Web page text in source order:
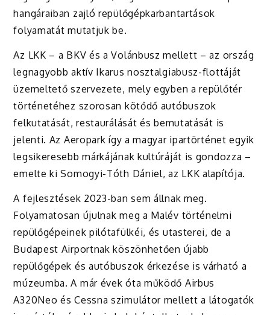
hangáraiban zajló repülőgépkarbantartások
folyamatát mutatjuk be.
Az LKK – a BKV és a Volánbusz mellett – az ország
legnagyobb aktív Ikarus nosztalgiabusz-flottáját
üzemeltető szervezete, mely egyben a repülőtér
történetéhez szorosan kötődő autóbuszok
felkutatását, restaurálását és bemutatását is
jelenti. Az Aeropark így a magyar ipartörténet egyik
legsikeresebb márkájának kultúráját is gondozza –
emelte ki Somogyi-Tóth Dániel, az LKK alapítója.
A fejlesztések 2023-ban sem állnak meg.
Folyamatosan újulnak meg a Malév történelmi
repülőgépeinek pilótafülkéi, és utasterei, de a
Budapest Airportnak köszönhetően újabb
repülőgépek és autóbuszok érkezése is várható a
múzeumba. A már évek óta működő Airbus
A320Neo és Cessna szimulátor mellett a látogatók